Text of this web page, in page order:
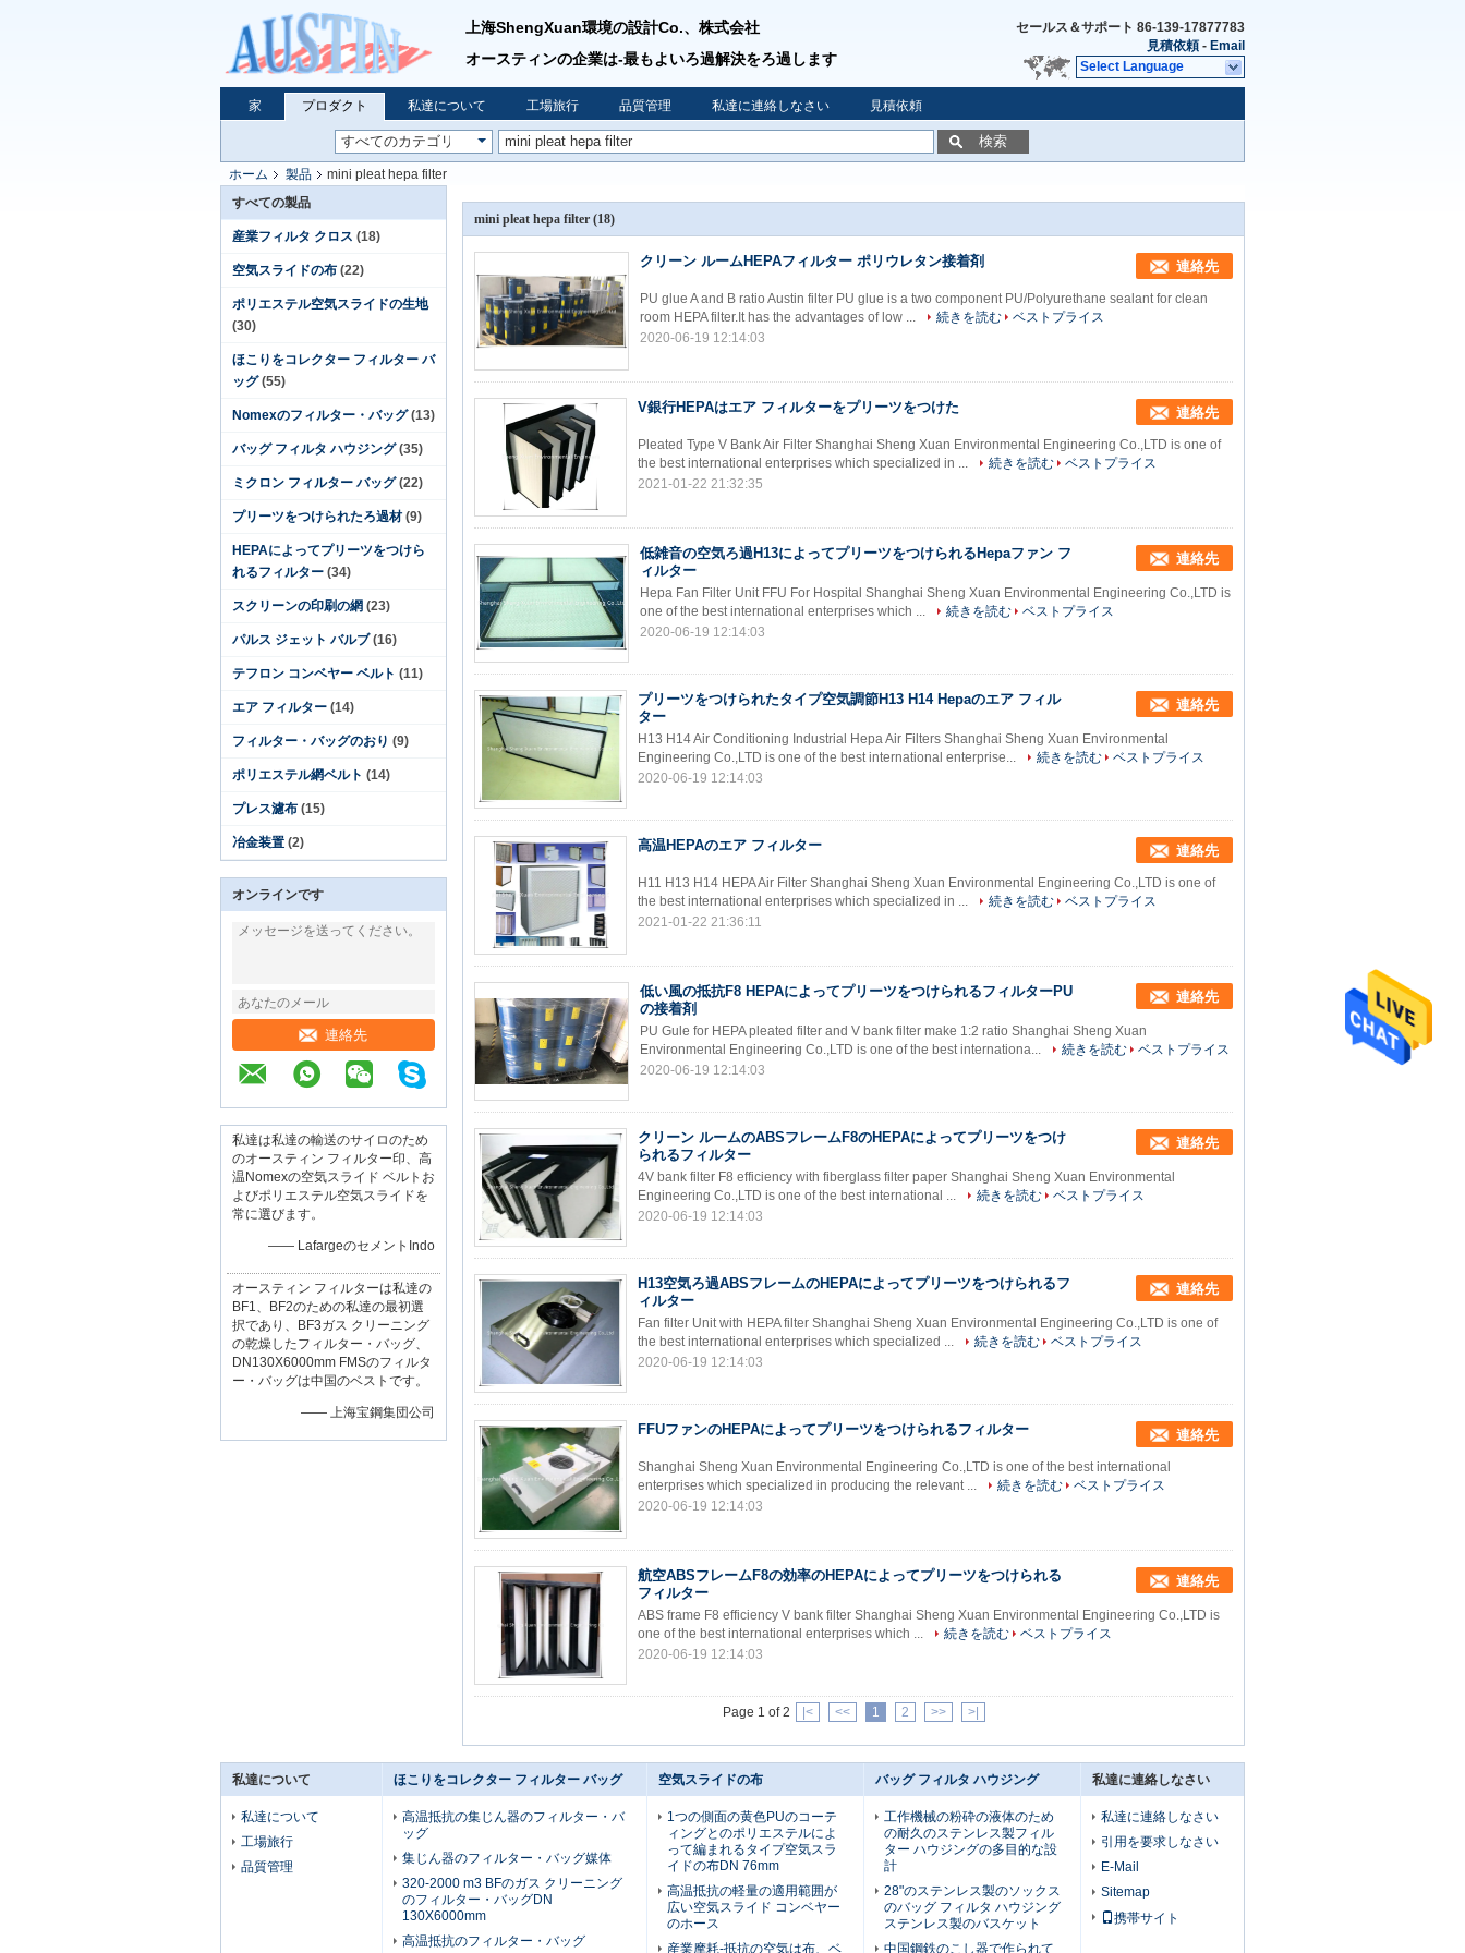
上海ShengXuan環境の設計Co.、株式会社
オースティンの企業は-最もよいろ過解決をろ過します
セールス＆サポート 86-139-17877783
見積依頼 - Email
Select Language
家 プロダクト 私達について 工場旅行 品質管理 私達に連絡しなさい 見積依頼
検索
ホーム 製品
mini pleat hepa filter
すべての製品
産業フィルタ クロス (18)
空気スライドの布 (22)
ポリエステル空気スライドの生地
(30)
ほこりをコレクター フィルター バ
ッグ (55)
Nomexのフィルター・バッグ (13)
バッグ フィルタ ハウジング (35)
ミクロン フィルター バッグ (22)
プリーツをつけられたろ過材 (9)
HEPAによってプリーツをつけら
れるフィルター (34)
スクリーンの印刷の網 (23)
パルス ジェット バルブ (16)
テフロン コンベヤー ベルト (11)
エア フィルター (14)
フィルター・バッグのおり (9)
ポリエステル網ベルト (14)
プレス濾布 (15)
冶金装置 (2)
オンラインです
連絡先
私達は私達の輸送のサイロのため
のオースティン フィルター印、高
温Nomexの空気スライド ベルトお
よびポリエステル空気スライドを
常に選びます。
—— LafargeのセメントIndo
オースティン フィルターは私達の
BF1、BF2のための私達の最初選
択であり、BF3ガス クリーニング
の乾燥したフィルター・バッグ、
DN130X6000mm FMSのフィルタ
ー・バッグは中国のベストです。
—— 上海宝鋼集団公司
mini pleat hepa filter (18)
クリーン ルームHEPAフィルター ポリウレタン接着剤 連絡先
PU glue A and B ratio Austin filter PU glue is a two component PU/Polyurethane sealant for clean
room HEPA filter.It has the advantages of low ...
続きを読む
ベストプライス
2020-06-19 12:14:03
V銀行HEPAはエア フィルターをプリーツをつけた 連絡先
Pleated Type V Bank Air Filter Shanghai Sheng Xuan Environmental Engineering Co.,LTD is one of
the best international enterprises which specialized in ...
続きを読む
ベストプライス
2021-01-22 21:32:35
低雑音の空気ろ過H13によってプリーツをつけられるHepaファン フ
ィルター
連絡先
Hepa Fan Filter Unit FFU For Hospital Shanghai Sheng Xuan Environmental Engineering Co.,LTD is
one of the best international enterprises which ...
続きを読む
ベストプライス
2020-06-19 12:14:03
プリーツをつけられたタイプ空気調節H13 H14 Hepaのエア フィル
ター
連絡先
H13 H14 Air Conditioning Industrial Hepa Air Filters Shanghai Sheng Xuan Environmental
Engineering Co.,LTD is one of the best international enterprise...
続きを読む
ベストプライス
2020-06-19 12:14:03
高温HEPAのエア フィルター 連絡先
H11 H13 H14 HEPA Air Filter Shanghai Sheng Xuan Environmental Engineering Co.,LTD is one of
the best international enterprises which specialized in ...
続きを読む
ベストプライス
2021-01-22 21:36:11
低い風の抵抗F8 HEPAによってプリーツをつけられるフィルターPU
の接着剤
連絡先
PU Gule for HEPA pleated filter and V bank filter make 1:2 ratio Shanghai Sheng Xuan
Environmental Engineering Co.,LTD is one of the best internationa...
続きを読む
ベストプライス
2020-06-19 12:14:03
クリーン ルームのABSフレームF8のHEPAによってプリーツをつけ
られるフィルター
連絡先
4V bank filter F8 efficiency with fiberglass filter paper Shanghai Sheng Xuan Environmental
Engineering Co.,LTD is one of the best international ...
続きを読む
ベストプライス
2020-06-19 12:14:03
H13空気ろ過ABSフレームのHEPAによってプリーツをつけられるフ
ィルター
連絡先
Fan filter Unit with HEPA filter Shanghai Sheng Xuan Environmental Engineering Co.,LTD is one of
the best international enterprises which specialized ...
続きを読む
ベストプライス
2020-06-19 12:14:03
FFUファンのHEPAによってプリーツをつけられるフィルター 連絡先
Shanghai Sheng Xuan Environmental Engineering Co.,LTD is one of the best international
enterprises which specialized in producing the relevant ...
続きを読む
ベストプライス
2020-06-19 12:14:03
航空ABSフレームF8の効率のHEPAによってプリーツをつけられる
フィルター
連絡先
ABS frame F8 efficiency V bank filter Shanghai Sheng Xuan Environmental Engineering Co.,LTD is
one of the best international enterprises which ...
続きを読む
ベストプライス
2020-06-19 12:14:03
Page 1 of 2 |< << 1 2 >> >|
私達について
私達について
工場旅行
品質管理
ほこりをコレクター フィルター バッグ
高温抵抗の集じん器のフィルター・バ
ッグ
集じん器のフィルター・バッグ媒体
320-2000 m3 BFのガス クリーニング
のフィルター・バッグDN
130X6000mm
高温抵抗のフィルター・バッグ
空気スライドの布
1つの側面の黄色PUのコーテ
ィングとのポリエステルによ
って編まれるタイプ空気スラ
イドの布DN 76mm
高温抵抗の軽量の適用範囲が
広い空気スライド コンベヤー
のホース
産業摩耗-抵抗の空気は布、ベ
バッグ フィルタ ハウジング
工作機械の粉砕の液体のため
の耐久のステンレス製フィル
ター ハウジングの多目的な設
計
28"のステンレス製のソックス
のバッグ フィルタ ハウジング
ステンレス製のバスケット
中国鋼鉄のこし器で作られて
私達に連絡しなさい
私達に連絡しなさい
引用を要求しなさい
E-Mail
Sitemap
携帯サイト